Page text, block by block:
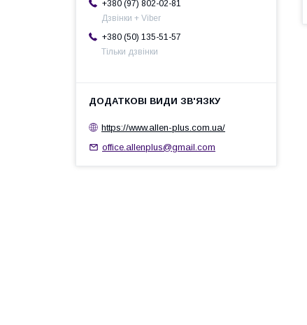
+380 (97) 802-02-81
Дзвінки + Viber
+380 (50) 135-51-57
Тільки дзвінки
https://www.allen-plus.com.ua/
office.allenplus@gmail.com